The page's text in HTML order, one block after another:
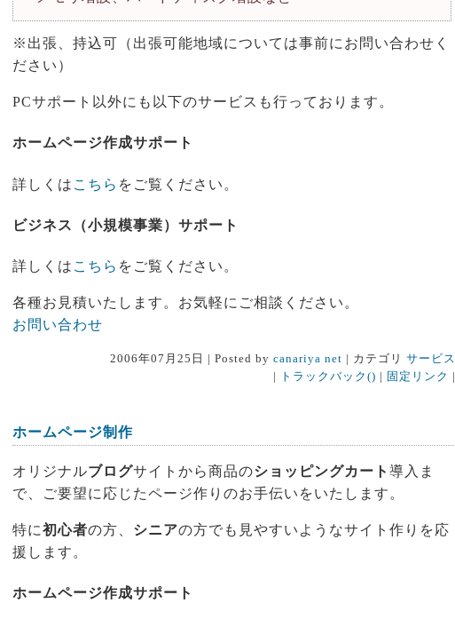
※出張、持込可（出張可能地域については事前にお問い合わせく
ださい）
PCサポート以外にも以下のサービスも行っております。
ホームページ作成サポート
詳しくは こちら をご覧ください。
ビジネス（小規模事業）サポート
詳しくは こちら をご覧ください。
各種お見積いたします。お気軽にご相談ください。
お問い合わせ
2006年07月25日 | Posted by canariya net | カテゴリ サービス
トラックバック() 固定リンク
ホームページ制作
オリジナルブログサイトから商品のショッピングカート 導入ま
で、ご要望に応じたページ作りのお手伝いをいたします。
特に初心者の方、 シニアの方でも見やすいようなサイト作りを応
援します。
ホームページ作成サポート